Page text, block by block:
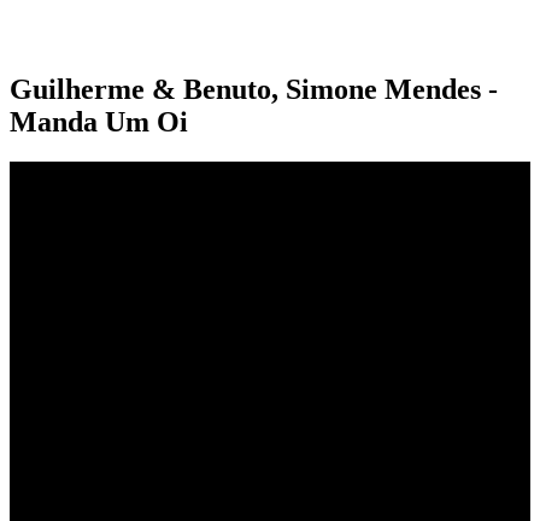
Guilherme & Benuto, Simone Mendes -
Manda Um Oi